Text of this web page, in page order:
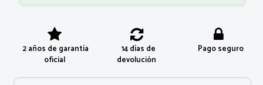
2 años de garantía
oficial
14 días de
devolución
Pago seguro